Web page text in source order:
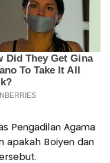
Pengadilan Agama
apakah Boiyen dan